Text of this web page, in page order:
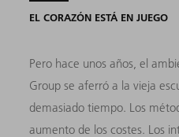
EL CORAZÓN ESTÁ EN JUEGO
Pero hace unos años, el
Group se aferró a la vieja
demasiado tiempo. Los
aumento de los costes. Los